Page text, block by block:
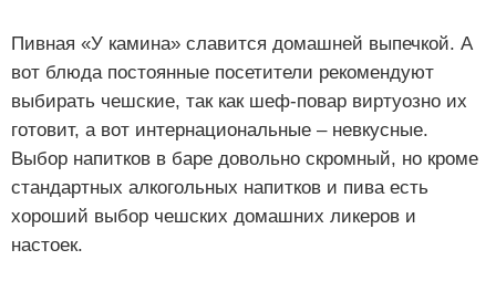
Пивная «У камина» славится домашней выпечкой. А
вот блюда постоянные посетители рекомендуют
выбирать чешские, так как шеф-повар виртуозно их
готовит, а вот интернациональные – невкусные.
Выбор напитков в баре довольно скромный, но кроме
стандартных алкогольных напитков и пива есть
хороший выбор чешских домашних ликеров и
настоек.